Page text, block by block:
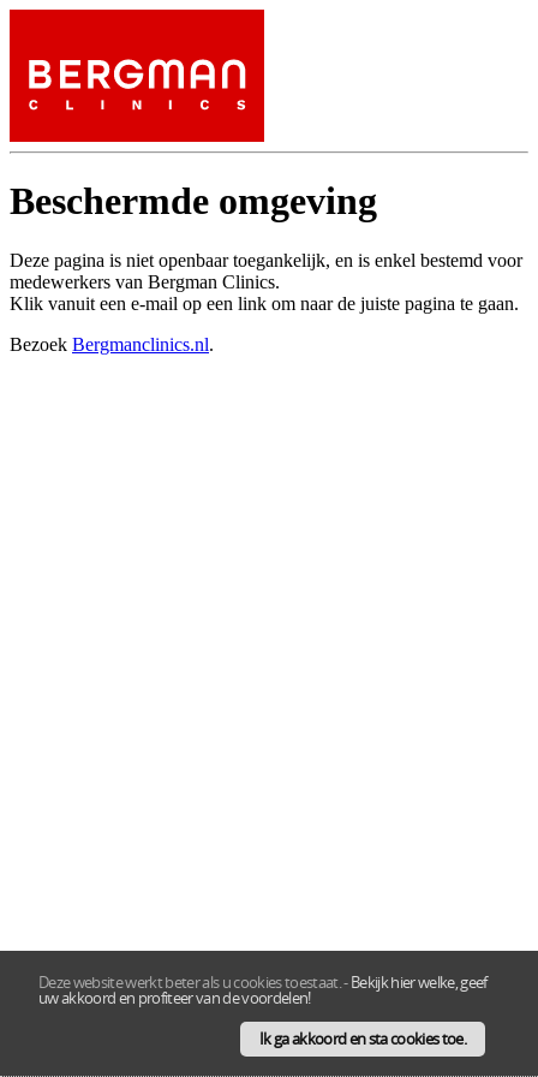
Deze website werkt beter als u cookies toestaat.-Bekijk hier welke, geef
uw akkoord en profiteer van de voordelen!
Ik ga akkoord en sta cookies toe.
Beschermde omgeving
Deze pagina is niet openbaar toegankelijk, en is enkel bestemd voor
medewerkers van Bergman Clinics.
Klik vanuit een e-mail op een link om naar de juiste pagina te gaan.
Bezoek Bergmanclinics.nl.